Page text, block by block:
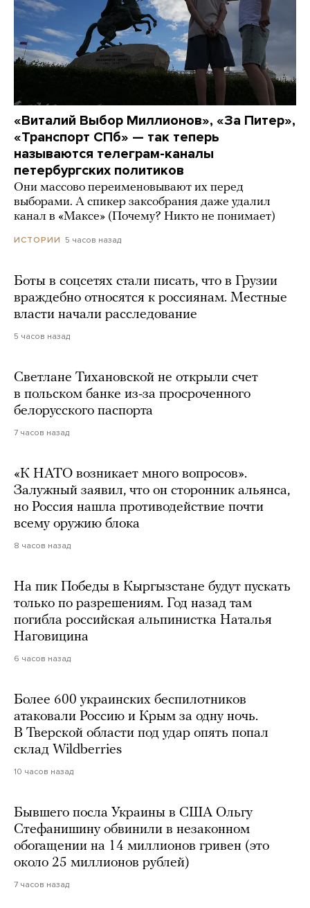
«Виталий Выбор Миллионов», «За Питер»,
«Транспорт СПб» — так теперь
называются телеграм-каналы
петербургских политиков
Они массово переименовывают их перед
выборами. А спикер заксобрания даже удалил
канал в «Максе» (Почему? Никто не понимает)
ИСТОРИИ 5 часов назад
Боты в соцсетях стали писать, что в Грузии
враждебно относятся к россиянам. Местные
власти начали расследование
5 часов назад
Светлане Тихановской не открыли счет
в польском банке из-за просроченного
белорусского паспорта
7 часов назад
«К НАТО возникает много вопросов».
Залужный заявил, что он сторонник альянса,
но Россия нашла противодействие почти
всему оружию блока
8 часов назад
На пик Победы в Кыргызстане будут пускать
только по разрешениям. Год назад там
погибла российская альпинистка Наталья
Наговицина
6 часов назад
Более 600 украинских беспилотников
атаковали Россию и Крым за одну ночь.
В Тверской области под удар опять попал
склад Wildberries
10 часов назад
Бывшего посла Украины в США Ольгу
Стефанишину обвинили в незаконном
обогащении на 14 миллионов гривен (это
около 25 миллионов рублей)
7 часов назад